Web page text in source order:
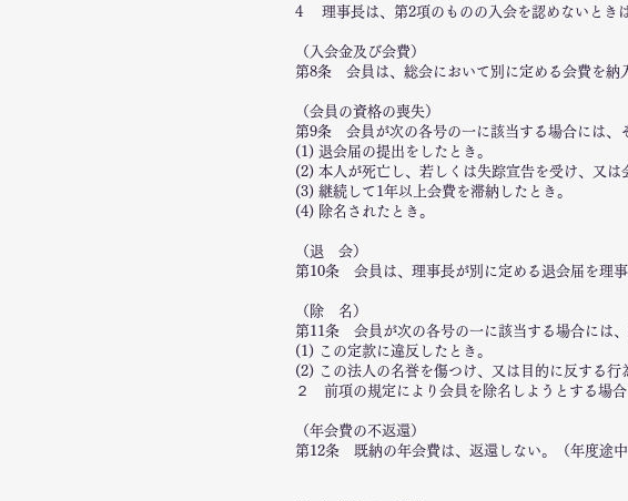
4 理事長は、第2項のものの入会を認めないとき
（入会金及び会費）
第8条 会員は、総会において別に定める会費を納
（会員の資格の喪失）
第9条 会員が次の各号の一に該当する場合には、
(1) 退会届の提出をしたとき。
(2) 本人が死亡し、若しくは失踪宣告を受け、又は
(3) 継続して1年以上会費を滞納したとき。
(4) 除名されたとき。
（退 会）
第10条 会員は、理事長が別に定める退会届を理
（除 名）
第11条 会員が次の各号の一に該当する場合には
(1) この定款に違反したとき。
(2) この法人の名誉を傷つけ、又は目的に反する行
２ 前項の規定により会員を除名しようとする場
（年会費の不返還）
第12条 既納の年会費は、返還しない。（年度途中